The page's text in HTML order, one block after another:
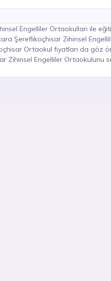
Engelliler Ortaokulları ile
Şereflikoçhisar Zihinsel
Ortaokul fiyatları da göz
Zihinsel Engelliler Ortaokulunu